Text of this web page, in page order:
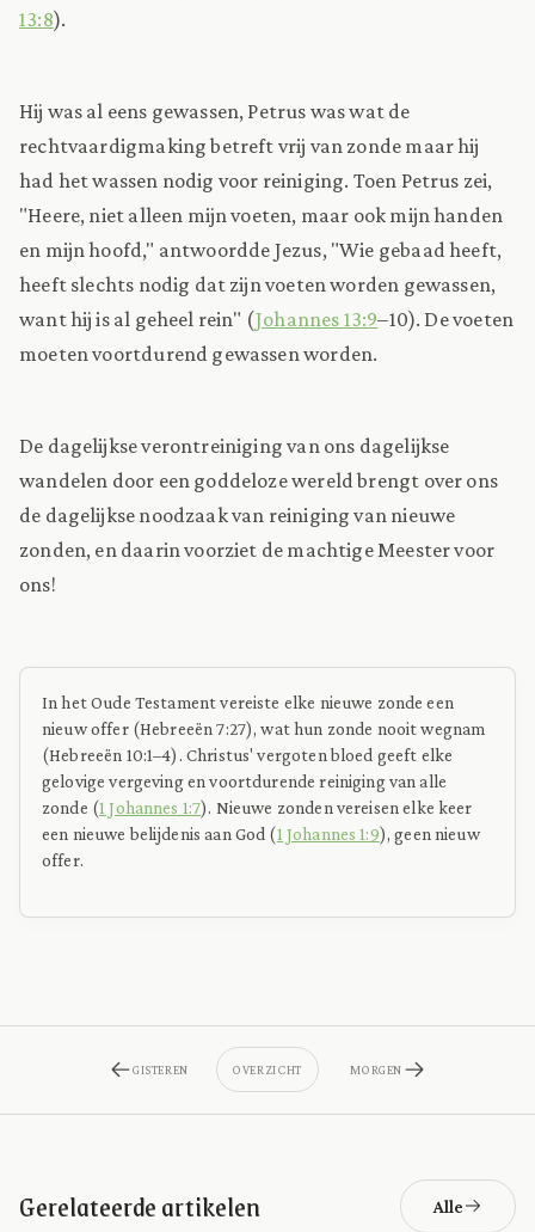
13:8).
Hij was al eens gewassen, Petrus was wat de
rechtvaardigmaking betreft vrij van zonde maar hij
had het wassen nodig voor reiniging. Toen Petrus zei,
"Heere, niet alleen mijn voeten, maar ook mijn handen
en mijn hoofd," antwoordde Jezus, "Wie gebaad heeft,
heeft slechts nodig dat zijn voeten worden gewassen,
want hij is al geheel rein" (Johannes 13:9–10). De voeten
moeten voortdurend gewassen worden.
De dagelijkse verontreiniging van ons dagelijkse
wandelen door een goddeloze wereld brengt over ons
de dagelijkse noodzaak van reiniging van nieuwe
zonden, en daarin voorziet de machtige Meester voor
ons!
In het Oude Testament vereiste elke nieuwe zonde een
nieuw offer (Hebreeën 7:27), wat hun zonde nooit wegnam
(Hebreeën 10:1–4). Christus' vergoten bloed geeft elke
gelovige vergeving en voortdurende reiniging van alle
zonde (1 Johannes 1:7). Nieuwe zonden vereisen elke keer
een nieuwe belijdenis aan God (1 Johannes 1:9), geen nieuw
offer.
GISTEREN OVERZICHT MORGEN
Gerelateerde artikelen Alle